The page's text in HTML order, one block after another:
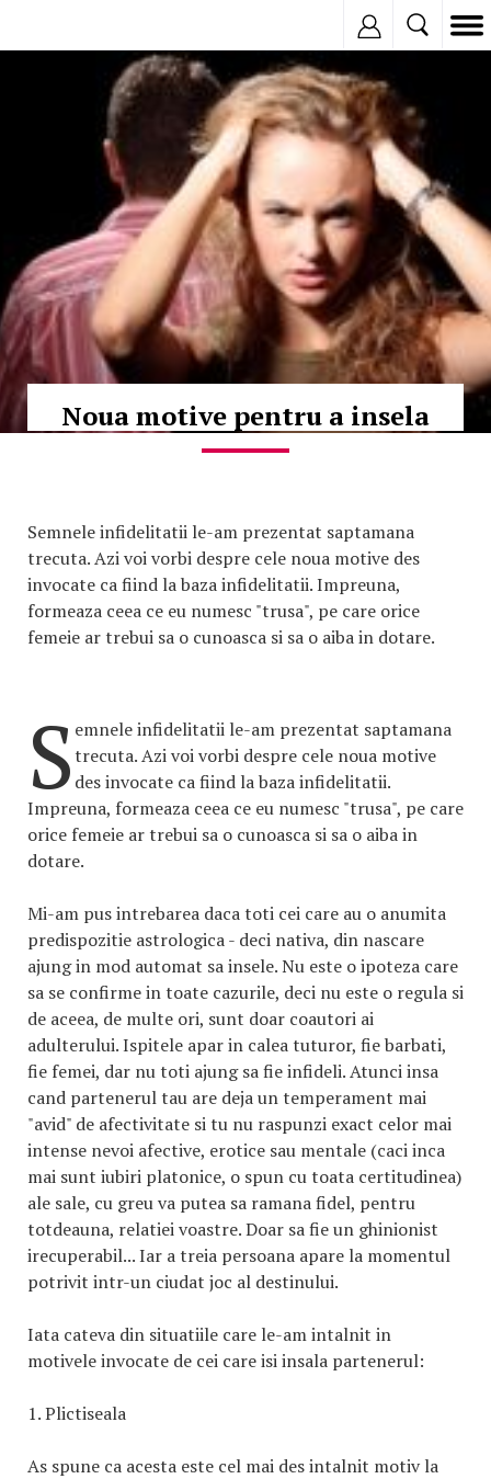
Noua motive pentru a insela
Semnele infidelitatii le-am prezentat saptamana
trecuta. Azi voi vorbi despre cele noua motive des
invocate ca fiind la baza infidelitatii. Impreuna,
formeaza ceea ce eu numesc "trusa", pe care orice
femeie ar trebui sa o cunoasca si sa o aiba in dotare.
S emnele infidelitatii le-am prezentat saptamana
trecuta. Azi voi vorbi despre cele noua motive
des invocate ca fiind la baza infidelitatii.
Impreuna, formeaza ceea ce eu numesc "trusa", pe care
orice femeie ar trebui sa o cunoasca si sa o aiba in
dotare.
Mi-am pus intrebarea daca toti cei care au o anumita
predispozitie astrologica - deci nativa, din nascare
ajung in mod automat sa insele. Nu este o ipoteza care
sa se confirme in toate cazurile, deci nu este o regula si
de aceea, de multe ori, sunt doar coautori ai
adulterului. Ispitele apar in calea tuturor, fie barbati,
fie femei, dar nu toti ajung sa fie infideli. Atunci insa
cand partenerul tau are deja un temperament mai
"avid" de afectivitate si tu nu raspunzi exact celor mai
intense nevoi afective, erotice sau mentale (caci inca
mai sunt iubiri platonice, o spun cu toata certitudinea)
ale sale, cu greu va putea sa ramana fidel, pentru
totdeauna, relatiei voastre. Doar sa fie un ghinionist
irecuperabil... Iar a treia persoana apare la momentul
potrivit intr-un ciudat joc al destinului.
Iata cateva din situatiile care le-am intalnit in
motivele invocate de cei care isi insala partenerul:
1. Plictiseala
As spune ca acesta este cel mai des intalnit motiv la